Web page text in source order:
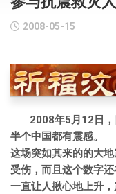
2008-05-15
2008年5月12日，
半个中国都有震感。
这场突如其来的的大
受伤，而且这个数字
一直让人揪心地上升